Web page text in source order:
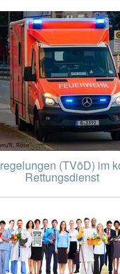
(TVöD) im
Rettungsdienst